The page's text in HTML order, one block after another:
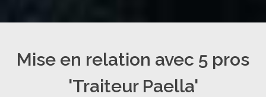
Mise en relation avec 5 pros
'Traiteur Paella'